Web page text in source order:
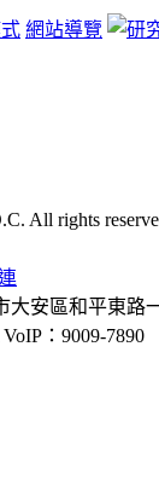
網站導覽
All rights
大安區和平東路
：9009-7890